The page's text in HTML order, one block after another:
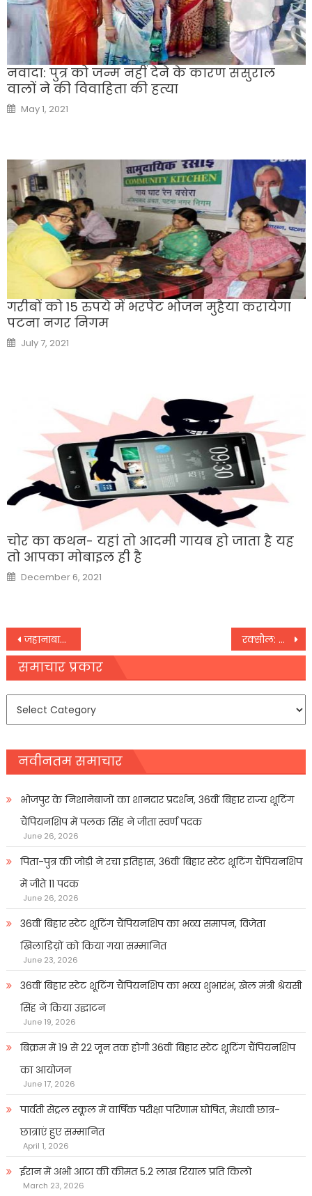
नवादा: पुत्र को जन्म नहीं देने के कारण ससुराल
वालों ने की विवाहिता की हत्या
Posted
on
May 1, 2021
गरीबों को 15 रुपये में भरपेट भोजन मुहैया करायेगा
पटना नगर निगम
Posted
on
July 7, 2021
चोर का कथन- यहां तो आदमी गायब हो जाता है यह
तो आपका मोबाइल ही है
Posted
on
December 6, 2021
Post
navigation
जहानाबाद: सरकार के सात निश्चय योजना पर सवाल खड़ी कर रही कीचड़ से सनी गांव की गलियां रक्सौल: करोड़ों की चरस के साथ 2 युवक गिरफ्तार
समाचार प्रकार
नवीनतम समाचार
भोजपुर के निशानेबाजों का शानदार प्रदर्शन, 36वीं बिहार राज्य शूटिंग
चैंपियनशिप में पलक सिंह ने जीता स्वर्ण पदक
June 26, 2026
पिता-पुत्र की जोड़ी ने रचा इतिहास, 36वीं बिहार स्टेट शूटिंग चैंपियनशिप
में जीते 11 पदक
June 26, 2026
36वीं बिहार स्टेट शूटिंग चैंपियनशिप का भव्य समापन, विजेता
खिलाडिय़ों को किया गया सम्मानित
June 23, 2026
36वीं बिहार स्टेट शूटिंग चैंपियनशिप का भव्य शुभारंभ, खेल मंत्री श्रेयसी
सिंह ने किया उद्घाटन
June 19, 2026
बिक्रम में 19 से 22 जून तक होगी 36वीं बिहार स्टेट शूटिंग चैंपियनशिप
का आयोजन
June 17, 2026
पार्वती सेंट्रल स्कूल में वार्षिक परीक्षा परिणाम घोषित, मेधावी छात्र-
छात्राएं हुए सम्मानित
April 1, 2026
ईरान में अभी आटा की कीमत 5.2 लाख रियाल प्रति किलो
March 23, 2026